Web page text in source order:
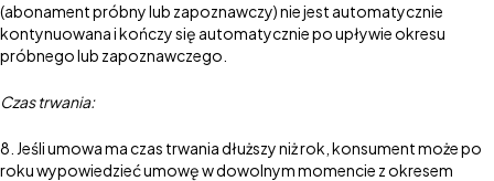
(abonament próbny lub zapoznawczy) nie jest automatycznie
kontynuowana i kończy się automatycznie po upływie okresu
próbnego lub zapoznawczego.
Czas trwania:
Jeśli umowa ma czas trwania dłuższy niż rok, konsument może po
roku wypowiedzieć umowę w dowolnym momencie z okresem